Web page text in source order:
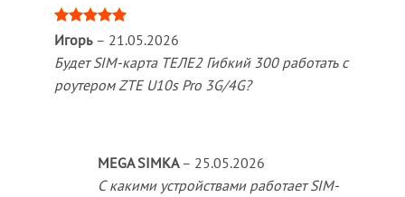
Оценка 5
из 5
Игорь – 21.05.2026
Будет SIM-карта ТЕЛЕ2 Гибкий 300 работать с
роутером ZTE U10s Pro 3G/4G?
MEGA SIMKA – 25.05.2026
С какими устройствами работает SIM-